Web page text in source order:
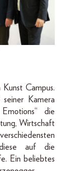
Campus.
Kamera
die
Wirtschaft
diese auf die
Ein beliebtes